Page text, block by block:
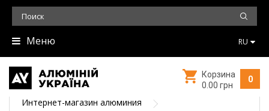
Меню RU
0
Корзина
0.00 грн
Интернет-магазин алюминия